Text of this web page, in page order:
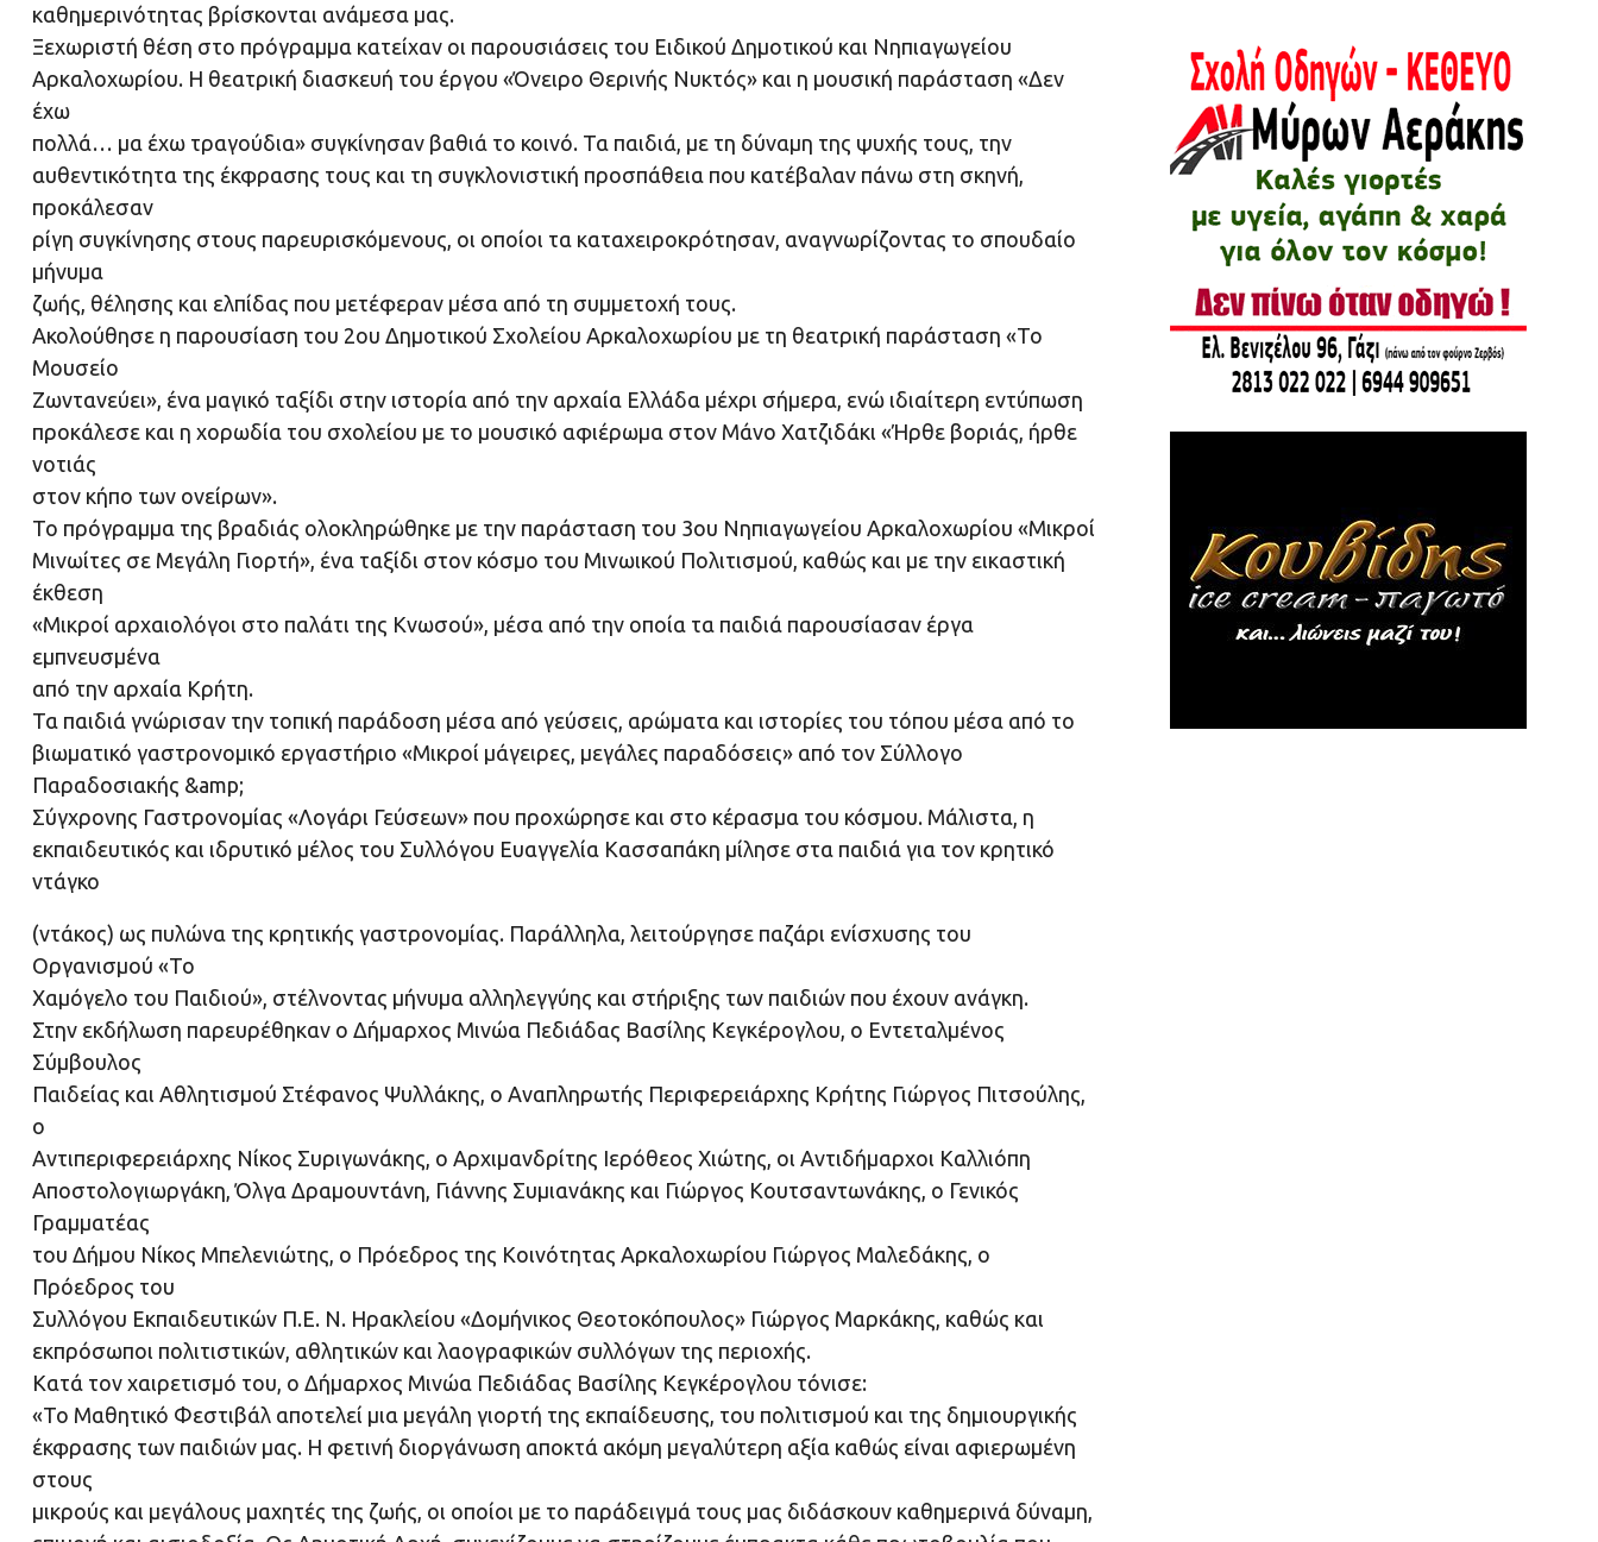
καθημερινότητας βρίσκονται ανάμεσα μας.
Ξεχωριστή θέση στο πρόγραμμα κατείχαν οι παρουσιάσεις του Ειδικού Δημοτικού και Νηπιαγωγείου
Αρκαλοχωρίου. Η θεατρική διασκευή του έργου «Όνειρο Θερινής Νυκτός» και η μουσική παράσταση «Δεν
έχω
πολλά… μα έχω τραγούδια» συγκίνησαν βαθιά το κοινό. Τα παιδιά, με τη δύναμη της ψυχής τους, την
αυθεντικότητα της έκφρασης τους και τη συγκλονιστική προσπάθεια που κατέβαλαν πάνω στη σκηνή,
προκάλεσαν
ρίγη συγκίνησης στους παρευρισκόμενους, οι οποίοι τα καταχειροκρότησαν, αναγνωρίζοντας το σπουδαίο
μήνυμα
ζωής, θέλησης και ελπίδας που μετέφεραν μέσα από τη συμμετοχή τους.
Ακολούθησε η παρουσίαση του 2ου Δημοτικού Σχολείου Αρκαλοχωρίου με τη θεατρική παράσταση «Το
Μουσείο
Ζωντανεύει», ένα μαγικό ταξίδι στην ιστορία από την αρχαία Ελλάδα μέχρι σήμερα, ενώ ιδιαίτερη εντύπωση
προκάλεσε και η χορωδία του σχολείου με το μουσικό αφιέρωμα στον Μάνο Χατζιδάκι «Ήρθε βοριάς, ήρθε
νοτιάς
στον κήπο των ονείρων».
Το πρόγραμμα της βραδιάς ολοκληρώθηκε με την παράσταση του 3ου Νηπιαγωγείου Αρκαλοχωρίου «Μικροί
Μινωίτες σε Μεγάλη Γιορτή», ένα ταξίδι στον κόσμο του Μινωικού Πολιτισμού, καθώς και με την εικαστική
έκθεση
«Μικροί αρχαιολόγοι στο παλάτι της Κνωσού», μέσα από την οποία τα παιδιά παρουσίασαν έργα
εμπνευσμένα
από την αρχαία Κρήτη.
Τα παιδιά γνώρισαν την τοπική παράδοση μέσα από γεύσεις, αρώματα και ιστορίες του τόπου μέσα από το
βιωματικό γαστρονομικό εργαστήριο «Μικροί μάγειρες, μεγάλες παραδόσεις» από τον Σύλλογο
Παραδοσιακής &amp;
Σύγχρονης Γαστρονομίας «Λογάρι Γεύσεων» που προχώρησε και στο κέρασμα του κόσμου. Μάλιστα, η
εκπαιδευτικός και ιδρυτικό μέλος του Συλλόγου Ευαγγελία Κασσαπάκη μίλησε στα παιδιά για τον κρητικό
ντάγκο
(ντάκος) ως πυλώνα της κρητικής γαστρονομίας. Παράλληλα, λειτούργησε παζάρι ενίσχυσης του
Οργανισμού «Το
Χαμόγελο του Παιδιού», στέλνοντας μήνυμα αλληλεγγύης και στήριξης των παιδιών που έχουν ανάγκη.
Στην εκδήλωση παρευρέθηκαν ο Δήμαρχος Μινώα Πεδιάδας Βασίλης Κεγκέρογλου, ο Εντεταλμένος
Σύμβουλος
Παιδείας και Αθλητισμού Στέφανος Ψυλλάκης, ο Αναπληρωτής Περιφερειάρχης Κρήτης Γιώργος Πιτσούλης,
ο
Αντιπεριφερειάρχης Νίκος Συριγωνάκης, ο Αρχιμανδρίτης Ιερόθεος Χιώτης, οι Αντιδήμαρχοι Καλλιόπη
Αποστολογιωργάκη, Όλγα Δραμουντάνη, Γιάννης Συμιανάκης και Γιώργος Κουτσαντωνάκης, ο Γενικός
Γραμματέας
του Δήμου Νίκος Μπελενιώτης, ο Πρόεδρος της Κοινότητας Αρκαλοχωρίου Γιώργος Μαλεδάκης, ο
Πρόεδρος του
Συλλόγου Εκπαιδευτικών Π.Ε. Ν. Ηρακλείου «Δομήνικος Θεοτοκόπουλος» Γιώργος Μαρκάκης, καθώς και
εκπρόσωποι πολιτιστικών, αθλητικών και λαογραφικών συλλόγων της περιοχής.
Κατά τον χαιρετισμό του, ο Δήμαρχος Μινώα Πεδιάδας Βασίλης Κεγκέρογλου τόνισε:
«Το Μαθητικό Φεστιβάλ αποτελεί μια μεγάλη γιορτή της εκπαίδευσης, του πολιτισμού και της δημιουργικής
έκφρασης των παιδιών μας. Η φετινή διοργάνωση αποκτά ακόμη μεγαλύτερη αξία καθώς είναι αφιερωμένη
στους
μικρούς και μεγάλους μαχητές της ζωής, οι οποίοι με το παράδειγμά τους μας διδάσκουν καθημερινά δύναμη,